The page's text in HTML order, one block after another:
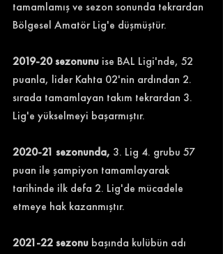
tamamlamış ve sezon sonunda tekrardan
Bölgesel Amatör Lig'e düşmüştür.
2019-20 sezonunu ise BAL Ligi'nde, 52
puanla, lider Kahta 02'nin ardından 2.
sırada tamamlayan takım tekrardan 3.
Lig'e yükselmeyi başarmıştır.
2020-21 sezonunda, 3. Lig 4. grubu 57
puan ile şampiyon tamamlayarak
tarihinde ilk defa 2. Lig'de mücadele
etmeye hak kazanmıştır.
2021-22 sezonu başında kulübün adı